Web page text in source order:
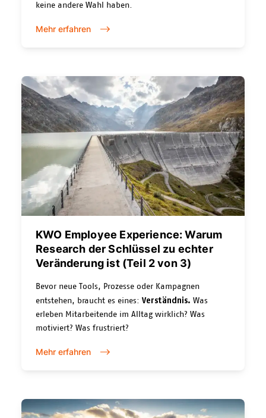
keine andere Wahl haben.
Mehr erfahren
KWO Employee Experience: Warum
Research der Schlüssel zu echter
Veränderung ist (Teil 2 von 3)
Bevor neue Tools, Prozesse oder Kampagnen
entstehen, braucht es eines: Verständnis. Was
erleben Mitarbeitende im Alltag wirklich? Was
motiviert? Was frustriert?
Mehr erfahren